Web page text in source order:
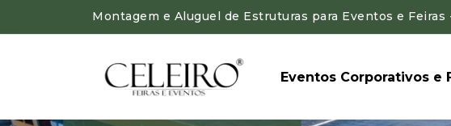
Montagem e Aluguel de Estruturas para Eventos e Feiras
Eventos Corporativos e